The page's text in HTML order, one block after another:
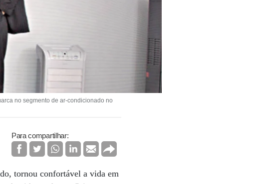
no segmento de ar-condicionado no
Para compartilhar:
tornou confortável a vida em